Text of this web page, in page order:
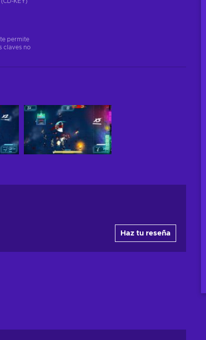
permite
claves no
Haz tu reseña